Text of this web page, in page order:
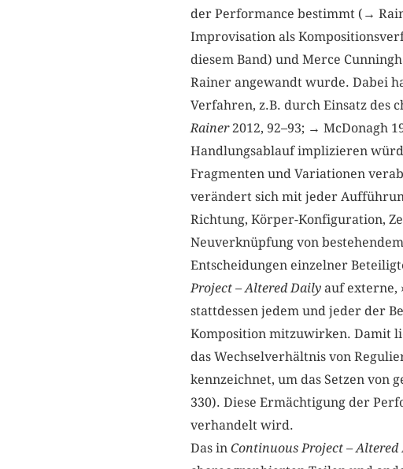
der Performance bestimmt (→
Improvisation als
diesem Band) und Merce
Rainer angewandt wurde. Dabei
Verfahren, z.B. durch Einsatz des
Rainer2012, 92–93; → McDonagh
Handlungsablauf implizieren
Fragmenten und Variationen
verändert sich mit jeder
Richtung, Körper-Konfiguration,
Neuverknüpfung von
Entscheidungen einzelner
Project – Altered Dailyauf externe,
stattdessen jedem und jeder der
Komposition mitzuwirken. Damit
das Wechselverhältnis von
kennzeichnet, um das Setzen von
330). Diese Ermächtigung der
verhandelt wird.
Das in Continuous Project – Altered